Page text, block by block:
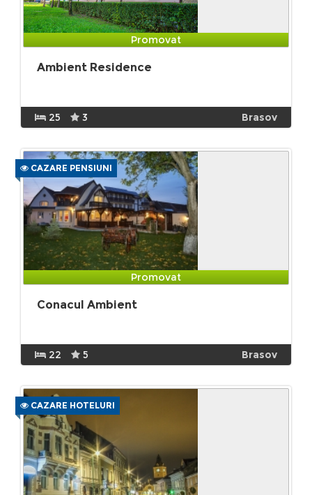
Promovat
Ambient Residence
25 3 Brasov
CAZARE PENSIUNI
Promovat
Conacul Ambient
22 5 Brasov
CAZARE HOTELURI